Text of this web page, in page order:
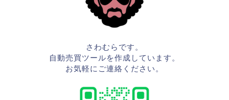
さわむらです。
自動売買ツールを作成しています。
お気軽にご連絡ください。